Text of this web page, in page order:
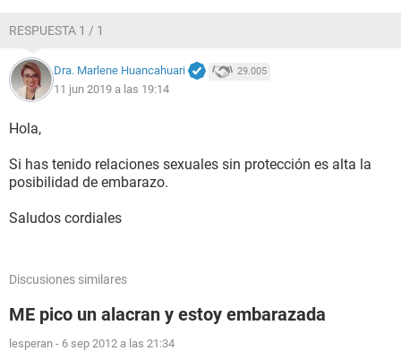
RESPUESTA 1 / 1
Dra. Marlene Huancahuari 29.005
11 jun 2019 a las 19:14
Hola,
Si has tenido relaciones sexuales sin protección es alta la
posibilidad de embarazo.
Saludos cordiales
Discusiones similares
ME pico un alacran y estoy embarazada
lesperan - 6 sep 2012 a las 21:34